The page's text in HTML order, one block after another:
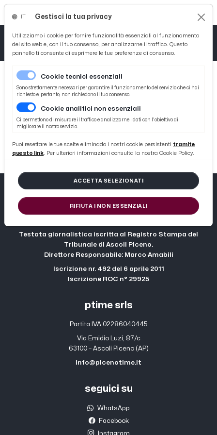
404
Testata giornalistica iscritta al Registro Stampa del
Tribunale di Ascoli Piceno.
Direttore Responsabile: Marco Amabili
Iscrizione nr. 492 del 6 aprile 2011
Iscrizione ROC n° 29925
ptime srls
Partita IVA 02286040445
Via Emidio Luzi, 87/c
63100 – Ascoli Piceno (AP)
info@picenotime.it
seguici su
WhatsApp
Facebook
Instagram
Gestisci la tua privacy
Utilizziamo i cookie per fornire funzionalità essenziali al funzionamento
del sito web e, con il tuo consenso, per analizzarne il traffico. Questo
pannello ti consente di esprimere le tue preferenze di consenso.
Cookie tecnici essenziali
Sono strettamente necessari per garantire il funzionamento del servizio che ci hai
richiesto e, pertanto, non richiedono il tuo consenso.
Cookie analitici non essenziali
Ci permettono di misurare il traffico e analizzarne i dati con l'obiettivo di
migliorare il nostro servizio.
Puoi resettare le tue scelte eliminado i nostri cookie persistenti tramite
questo link. Per ulteriori informazioni consulta la nostra Cookie Policy.
ACCETTA SELEZIONATI
RIFIUTA I NON ESSENZIALI
Tutto News
Tutto Sport
Basket
Ciclismo
Tutto Curiosità